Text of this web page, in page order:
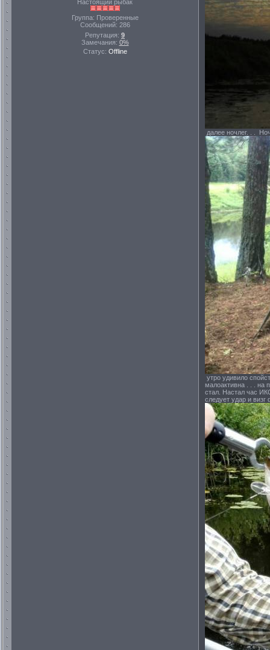
Настоящий рыбак
Группа: Проверенные
Сообщений: 286
Репутация: 9
Замечания: 0%
Статус: Offline
далее ночлег. . .
утро удивило
малоактивна . . . на
стал. Настал час
следует удар и